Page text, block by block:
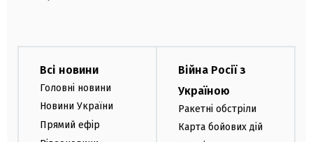
Всі новини
Головні новини
Новини України
Прямий ефір
Війна Росії з
Україною
Ракетні обстріли
Карта бойових дій